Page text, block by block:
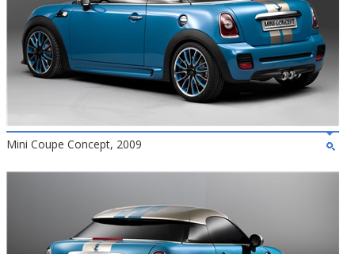
Mini Coupe Concept, 2009